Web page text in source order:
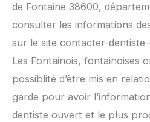
de Fontaine 38600,
consulter les informations
sur le site contacter-
Les Fontainois, fontainoises
possiblité d’être mis en
garde pour avoir
dentiste ouvert et le plus